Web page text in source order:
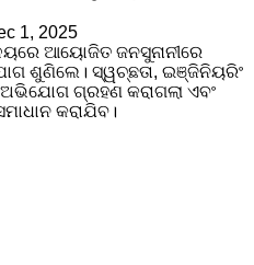
1, 2025
ଆୟୋଜିତ ଜନସୁନାନୀରେ
ଶୁଣିଲେ। ସ୍ୱଚ୍ଛତା, ଇଞ୍ଜିନିୟରିଂ
ଗ୍ରହଣ କରାଗଲା ଏବଂ
କରାଯିବ।